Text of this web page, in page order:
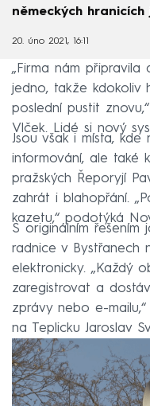
německých
20. úno 2021, 16:11
„Firma nám
jedno, takže kdokoliv
poslední pustit
Vlček. Lidé si nový
Jsou však i místa, kde
informování, ale také
pražských Řeporyjí
zahrát i blahopřání.
kazetu,“ podotýká
S originálním
radnice v Bystřanech
elektronicky. „Každý
zaregistrovat a
zprávy nebo e-
na Teplicku Jaroslav